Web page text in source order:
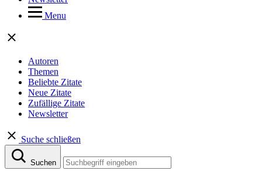
Menu
Autoren
Themen
Beliebte Zitate
Neue Zitate
Zufällige Zitate
Newsletter
Suche schließen
Suchen